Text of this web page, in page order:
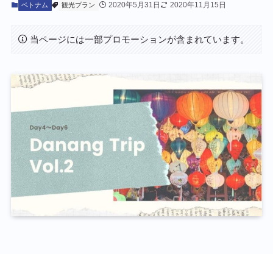
ベトナム 観光プラン 2020年5月31日 2020年11月15日
当ページには一部プロモーションが含まれています。